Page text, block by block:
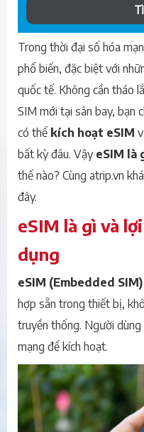
Trong thời đại số hóa
phổ biến, đặc biệt với
quốc tế. Không cần tháo
SIM mới tại sân bay, bạn
có thể kích hoạt eSIM
bất kỳ đâu. Vậy eSIM là
thế nào? Cùng atrip.vn
đây.
eSIM là gì và
dụng
eSIM (Embedded SIM)
hợp sẵn trong thiết bị,
truyền thống. Người
mạng để kích hoạt.